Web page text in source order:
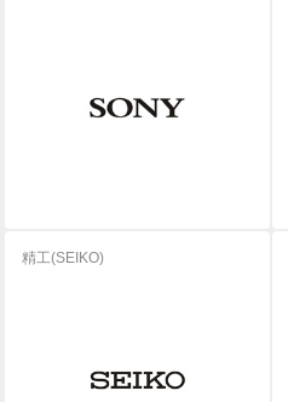
精工(SEIKO)